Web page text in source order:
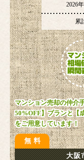
2026
累
マンション売却の仲介
50%OFF】プランと【
をご用意しています！
無料
大阪